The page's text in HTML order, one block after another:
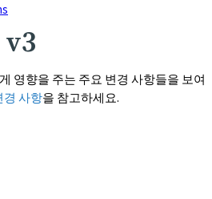
영향을 주는 주요 변경 사항들을 보여
경 사항을 참고하세요.